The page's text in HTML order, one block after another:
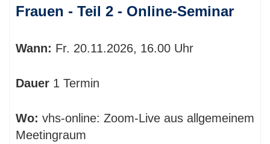
Frauen - Teil 2 - Online-Seminar
Wann: Fr. 20.11.2026, 16.00 Uhr
Dauer 1 Termin
Wo: vhs-online: Zoom-Live aus allgemeinem
Meetingraum